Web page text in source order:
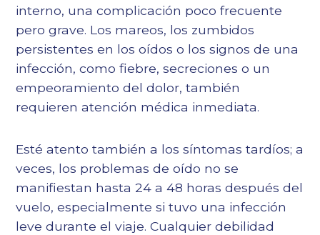
interno, una complicación poco frecuente
pero grave. Los mareos, los zumbidos
persistentes en los oídos o los signos de una
infección, como fiebre, secreciones o un
empeoramiento del dolor, también
requieren atención médica inmediata.
Esté atento también a los síntomas tardíos; a
veces, los problemas de oído no se
manifiestan hasta 24 a 48 horas después del
vuelo, especialmente si tuvo una infección
leve durante el viaje. Cualquier debilidad